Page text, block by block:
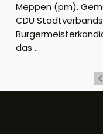
Meppen (pm).
CDU
das ...